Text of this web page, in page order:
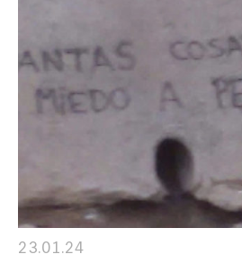
23.01.24